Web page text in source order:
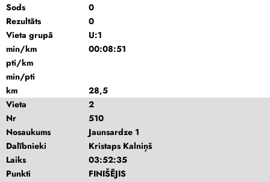
Sods
0
Rezultāts
0
Vieta grupā
U:1
min/km
00:08:51
pti/km
min/pti
km
28,5
Vieta
2
Nr
510
Nosaukums
Jaunsardze 1
Dalībnieki
Kristaps Kalniņš
Laiks
03:52:35
Punkti
FINIŠĒJIS